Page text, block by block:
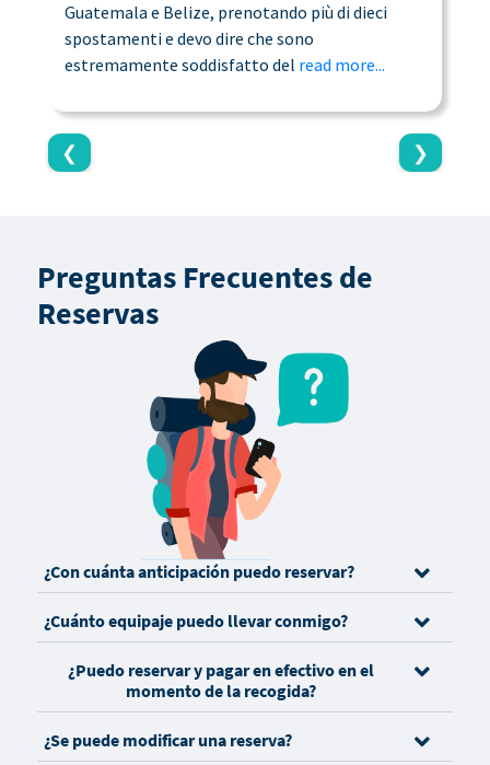
❮
Guatemala e Belize, prenotando più di dieci
spostamenti e devo dire che sono
estremamente soddisfatto del read more...
❯
Preguntas Frecuentes de
Reservas
¿Con cuánta anticipación puedo reservar?
¿Cuánto equipaje puedo llevar conmigo?
¿Puedo reservar y pagar en efectivo en el
momento de la recogida?
¿Se puede modificar una reserva?